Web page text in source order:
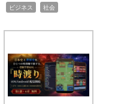
ビジネス 社会